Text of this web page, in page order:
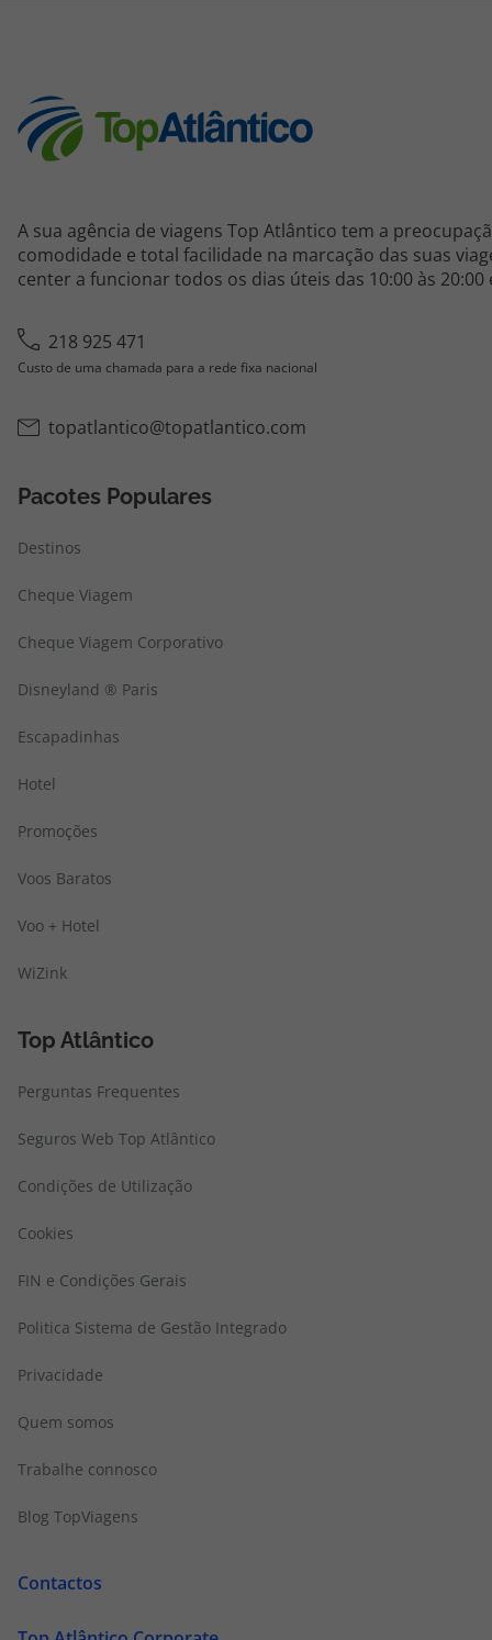
A sua agência de viagens Top Atlântico tem a
comodidade e total facilidade na marcação das suas
center a funcionar todos os dias úteis das 10:00 às 20:00
218 925 471
Custo de uma chamada para a rede fixa nacional
topatlantico@topatlantico.com
Pacotes Populares
Destinos
Cheque Viagem
Cheque Viagem Corporativo
Disneyland ® Paris
Escapadinhas
Hotel
Promoções
Voos Baratos
Voo + Hotel
WiZink
Top Atlântico
Perguntas Frequentes
Seguros Web Top Atlântico
Condições de Utilização
Cookies
FIN e Condições Gerais
Politica Sistema de Gestão Integrado
Privacidade
Quem somos
Trabalhe connosco
Blog TopViagens
Contactos